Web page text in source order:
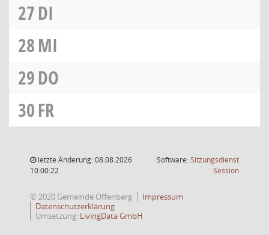
27DI
28MI
29DO
30FR
letzte Änderung: 08.08.2026
10:00:22
Software:Sitzungsdienst
Session(Wird in
© 2020 Gemeinde Offenberg
Impressum
Datenschutzerklärung
Umsetzung: LivingData GmbH